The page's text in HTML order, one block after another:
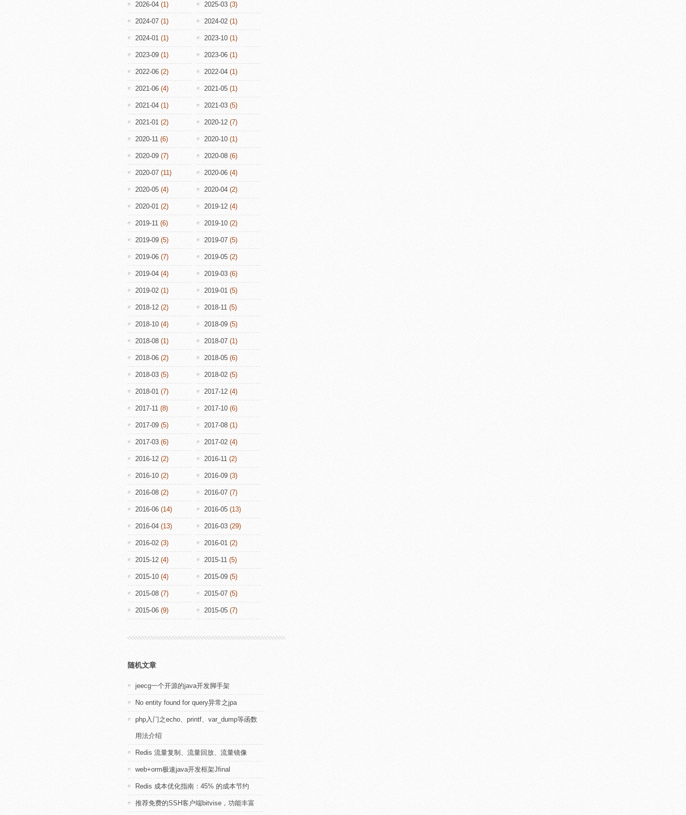
2026-04 (1) 2025-03 (3)
2024-07 (1) 2024-02 (1)
2024-01 (1) 2023-10 (1)
2023-09 (1) 2023-06 (1)
2022-06 (2) 2022-04 (1)
2021-06 (4) 2021-05 (1)
2021-04 (1) 2021-03 (5)
2021-01 (2) 2020-12 (7)
2020-11 (6) 2020-10 (1)
2020-09 (7) 2020-08 (6)
2020-07 (11) 2020-06 (4)
2020-05 (4) 2020-04 (2)
2020-01 (2) 2019-12 (4)
2019-11 (6) 2019-10 (2)
2019-09 (5) 2019-07 (5)
2019-06 (7) 2019-05 (2)
2019-04 (4) 2019-03 (6)
2019-02 (1) 2019-01 (5)
2018-12 (2) 2018-11 (5)
2018-10 (4) 2018-09 (5)
2018-08 (1) 2018-07 (1)
2018-06 (2) 2018-05 (6)
2018-03 (5) 2018-02 (5)
2018-01 (7) 2017-12 (4)
2017-11 (8) 2017-10 (6)
2017-09 (5) 2017-08 (1)
2017-03 (6) 2017-02 (4)
2016-12 (2) 2016-11 (2)
2016-10 (2) 2016-09 (3)
2016-08 (2) 2016-07 (7)
2016-06 (14) 2016-05 (13)
2016-04 (13) 2016-03 (29)
2016-02 (3) 2016-01 (2)
2015-12 (4) 2015-11 (5)
2015-10 (4) 2015-09 (5)
2015-08 (7) 2015-07 (5)
2015-06 (9) 2015-05 (7)
随机文章
jeecg一个开源的java开发脚手架
No entity found for query异常之jpa
php入门之echo、printf、var_dump等函数
用法介绍
Redis 流量复制、流量回放、流量镜像
web+orm极速java开发框架Jfinal
Redis 成本优化指南：45% 的成本节约
推荐免费的SSH客户端bitvise，功能丰富